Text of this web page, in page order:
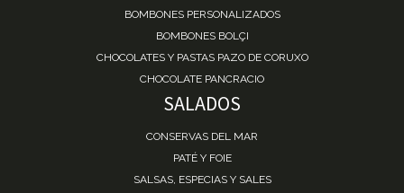
BOMBONES PERSONALIZADOS
BOMBONES BOLÇI
CHOCOLATES Y PASTAS PAZO DE CORUXO
CHOCOLATE PANCRACIO
SALADOS
CONSERVAS DEL MAR
PATÉ Y FOIE
SALSAS, ESPECIAS Y SALES